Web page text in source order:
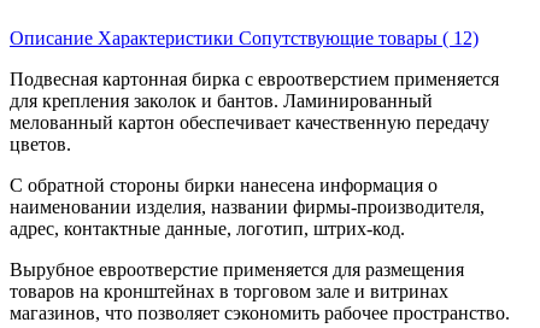
Описание Характеристики Сопутствующие товары ( 12)
Подвесная картонная бирка с евроотверстием применяется
для крепления заколок и бантов. Ламинированный
мелованный картон обеспечивает качественную передачу
цветов.
С обратной стороны бирки нанесена информация о
наименовании изделия, названии фирмы-производителя,
адрес, контактные данные, логотип, штрих-код.
Вырубное евроотверстие применяется для размещения
товаров на кронштейнах в торговом зале и витринах
магазинов, что позволяет сэкономить рабочее пространство.